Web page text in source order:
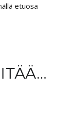
etuosa